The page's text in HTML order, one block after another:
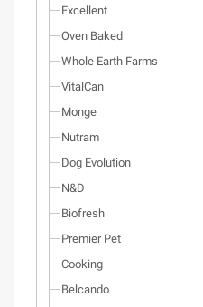
Excellent
Oven Baked
Whole Earth Farms
VitalCan
Monge
Nutram
Dog Evolution
N&D
Biofresh
Premier Pet
Cooking
Belcando